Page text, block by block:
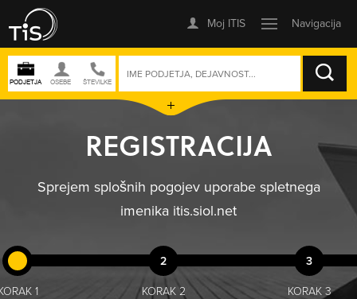
REGISTRACIJA
Sprejem splošnih pogojev uporabe spletnega
imenika itis.siol.net
1
2
KORAK 2
3
KORAK 3
ISKANJE